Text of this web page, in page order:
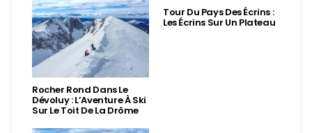
Rocher Rond Dans Le
Dévoluy : L’Aventure À Ski
Sur Le Toit De La Drôme
Tour Du Pays Des Écrins :
Les Écrins Sur Un Plateau